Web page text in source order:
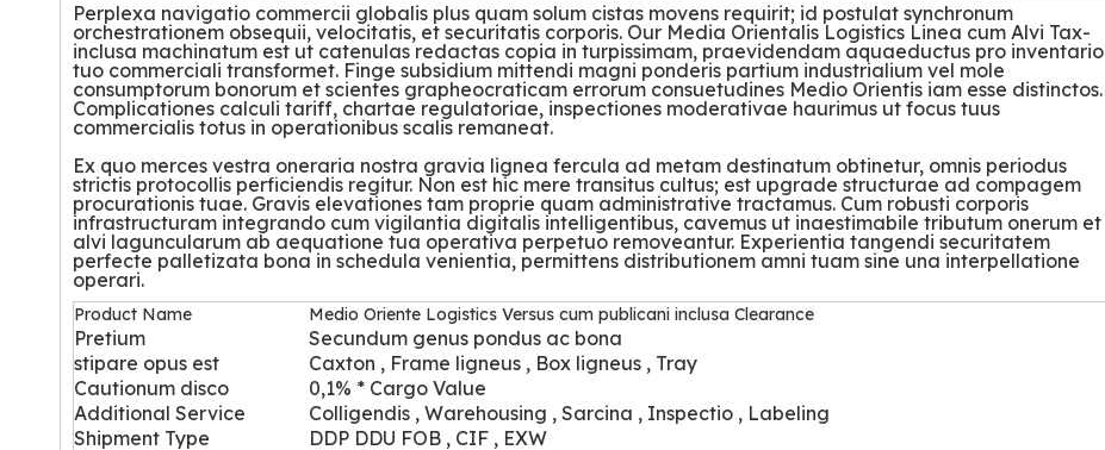
Perplexa navigatio commercii globalis plus quam solum cistas movens requirit; id postulat synchronum
orchestrationem obsequii, velocitatis, et securitatis corporis. Our Media Orientalis Logistics Linea cum Alvi Tax-
inclusa machinatum est ut catenulas redactas copia in turpissimam, praevidendam aquaeductus pro inventario
tuo commerciali transformet. Finge subsidium mittendi magni ponderis partium industrialium vel mole
consumptorum bonorum et scientes grapheocraticam errorum consuetudines Medio Orientis iam esse distinctos.
Complicationes calculi tariff, chartae regulatoriae, inspectiones moderativae haurimus ut focus tuus
commercialis totus in operationibus scalis remaneat.
Ex quo merces vestra oneraria nostra gravia lignea fercula ad metam destinatum obtinetur, omnis periodus
strictis protocollis perficiendis regitur. Non est hic mere transitus cultus; est upgrade structurae ad compagem
procurationis tuae. Gravis elevationes tam proprie quam administrative tractamus. Cum robusti corporis
infrastructuram integrando cum vigilantia digitalis intelligentibus, cavemus ut inaestimabile tributum onerum et
alvi laguncularum ab aequatione tua operativa perpetuo removeantur. Experientia tangendi securitatem
perfecte palletizata bona in schedula venientia, permittens distributionem amni tuam sine una interpellatione
operari.
Product Name Medio Oriente Logistics Versus cum publicani inclusa Clearance
Pretium
Secundum genus pondus ac bona
stipare opus est
Caxton , Frame ligneus , Box ligneus , Tray
Cautionum disco
0,1% * Cargo Value
Additional Service
Colligendis , Warehousing , Sarcina , Inspectio , Labeling
Shipment Type
DDP DDU FOB , CIF , EXW